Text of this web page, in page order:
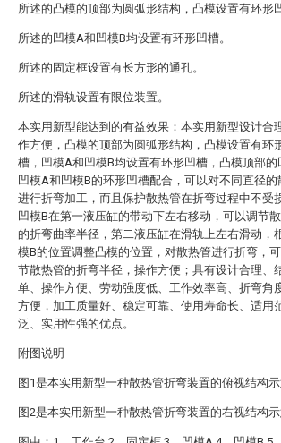
所述的凸模的顶部为圆弧形结构，凸模设置有环形
所述的凹模A和凹模B均设置有环形凹槽。
所述的固定框设置有长方形的通孔。
所述的滑轨设置有限位装置。
本实用新型能达到的有益效果：本实用新型设计合
作方便，凸模的顶部为圆弧形结构，凸模设置有环
槽，凹模A和凹模B均设置有环形凹槽，凸模顶部的
凹模A和凹模B的环形凹槽配合，可以对不同直径的
进行折弯加工，而且保护散热管在折弯过程中不受
凹模B在第一液压缸的带动下左右移动，可以调节
的折弯曲率半径，第二液压缸在滑轨上左右滑动，
模B的位置调整凸模的位置，对散热管进行折弯，
节散热管的折弯半径，操作方便；具有设计合理、
单、操作方便、劳动强度低、工作效率高、折弯角
方便，加工质量好、稳定可靠、使用寿命长、适用
泛、实用性强的优点。
附图说明
图1是本实用新型一种散热管折弯装置的俯视结构示
图2是本实用新型一种散热管折弯装置的右视结构示